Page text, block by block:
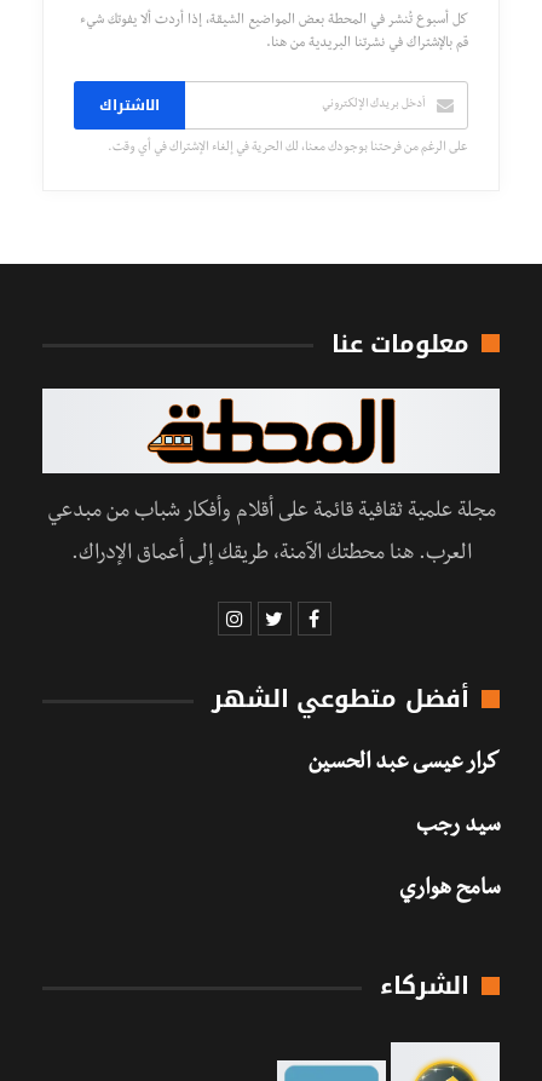
كل أسبوع تُنشر في المحطة بعض المواضيع الشيقة، إذا أردت ألا يفوتك شيء
قم بالإشتراك في نشرتنا البريدية من هنا.
الاشتراك
على الرغم من فرحتنا بوجودك معنا، لك الحرية في إلغاء الإشتراك في أي وقت.
معلومات عنا
مجلة علمية ثقافية قائمة على أقلام وأفكار شباب من مبدعي
العرب. هنا محطتك الآمنة، طريقك إلى أعماق الإدراك.
أفضل متطوعي الشهر
كرار عيسى عبد الحسين
سيد رجب
سامح هواري
الشركاء